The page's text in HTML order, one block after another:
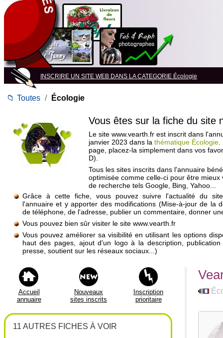
INSCRIRE UN SITE WEB DANS LA CATEGORIE Écologie
📁 Toutes / Écologie
Vous êtes sur la fiche du site
Le site www.vearth.fr est inscrit dans
janvier 2023 dans la thématique Écologie
page, placez-la simplement dans vos
D).
Tous les sites inscrits dans l'annuaire
optimisée comme celle-ci pour être mieux
de recherche tels Google, Bing, Yahoo...
Grâce à cette fiche, vous pouvez suivre l'actualité du
l'annuaire et y apporter des modifications (Mise-à-jour de la
de téléphone, de l'adresse, publier un commentaire, donner
Vous pouvez bien sûr visiter le site www.vearth.fr
Vous pouvez améliorer sa visibilité en utilisant les options
haut des pages, ajout d'un logo à la description,
presse, soutient sur les réseaux sociaux...)
Accueil
annuaire
Nouveaux
sites inscrits
Inscription
prioritaire
11 AUTRES FICHES À VOIR